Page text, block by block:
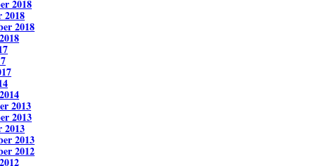
2018
2018
2018
2013
2013
2013
2013
2012